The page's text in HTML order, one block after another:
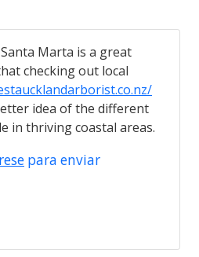
Marta is a great
checking out local
idea of the different
in thriving coastal areas.
para enviar